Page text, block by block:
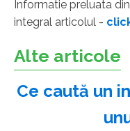
Informatie preluata
integral articolul -
Alte articole
Ce caută un